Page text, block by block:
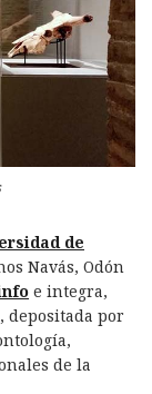
de
Navás, Odón
e integra,
depositada por
de la